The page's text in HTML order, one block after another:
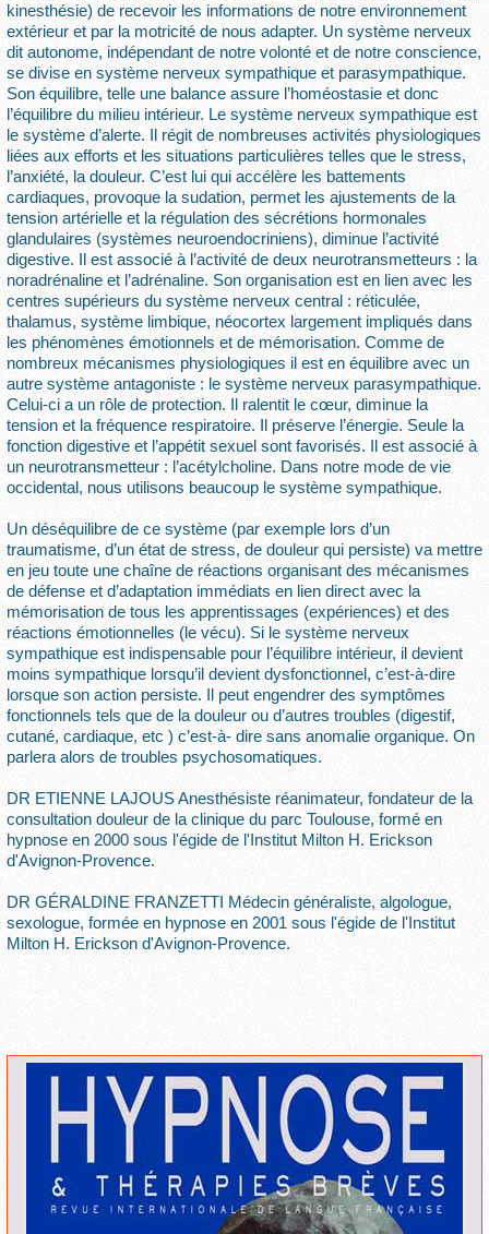
kinesthésie) de recevoir les informations de notre environnement
extérieur et par la motricité de nous adapter. Un système nerveux
dit autonome, indépendant de notre volonté et de notre conscience,
se divise en système nerveux sympathique et parasympathique.
Son équilibre, telle une balance assure l’homéostasie et donc
l’équilibre du milieu intérieur. Le système nerveux sympathique est
le système d’alerte. Il régit de nombreuses activités physiologiques
liées aux efforts et les situations particulières telles que le stress,
l’anxiété, la douleur. C’est lui qui accélère les battements
cardiaques, provoque la sudation, permet les ajustements de la
tension artérielle et la régulation des sécrétions hormonales
glandulaires (systèmes neuroendocriniens), diminue l’activité
digestive. Il est associé à l’activité de deux neurotransmetteurs : la
noradrénaline et l’adrénaline. Son organisation est en lien avec les
centres supérieurs du système nerveux central : réticulée,
thalamus, système limbique, néocortex largement impliqués dans
les phénomènes émotionnels et de mémorisation. Comme de
nombreux mécanismes physiologiques il est en équilibre avec un
autre système antagoniste : le système nerveux parasympathique.
Celui-ci a un rôle de protection. Il ralentit le cœur, diminue la
tension et la fréquence respiratoire. Il préserve l’énergie. Seule la
fonction digestive et l’appétit sexuel sont favorisés. Il est associé à
un neurotransmetteur : l’acétylcholine. Dans notre mode de vie
occidental, nous utilisons beaucoup le système sympathique.
Un déséquilibre de ce système (par exemple lors d’un
traumatisme, d’un état de stress, de douleur qui persiste) va mettre
en jeu toute une chaîne de réactions organisant des mécanismes
de défense et d’adaptation immédiats en lien direct avec la
mémorisation de tous les apprentissages (expériences) et des
réactions émotionnelles (le vécu). Si le système nerveux
sympathique est indispensable pour l’équilibre intérieur, il devient
moins sympathique lorsqu’il devient dysfonctionnel, c’est-à-dire
lorsque son action persiste. Il peut engendrer des symptômes
fonctionnels tels que de la douleur ou d’autres troubles (digestif,
cutané, cardiaque, etc ) c’est-à- dire sans anomalie organique. On
parlera alors de troubles psychosomatiques.
DR ETIENNE LAJOUS Anesthésiste réanimateur, fondateur de la
consultation douleur de la clinique du parc Toulouse, formé en
hypnose en 2000 sous l'égide de l'Institut Milton H. Erickson
d'Avignon-Provence.
DR GÉRALDINE FRANZETTI Médecin généraliste, algologue,
sexologue, formée en hypnose en 2001 sous l'égide de l'Institut
Milton H. Erickson d'Avignon-Provence.